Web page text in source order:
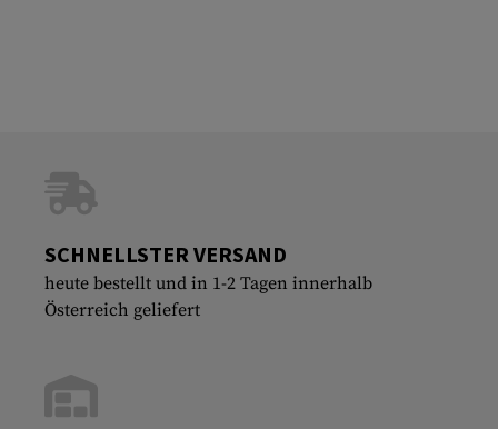
SCHNELLSTER VERSAND
heute bestellt und in 1-2 Tagen innerhalb
Österreich geliefert